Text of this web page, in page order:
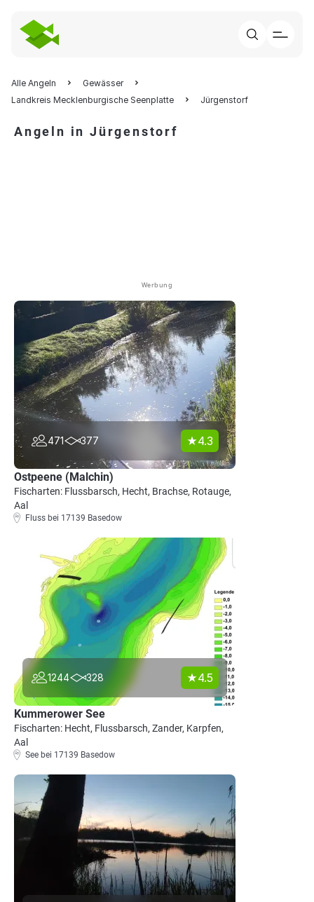
Alle Angeln
Gewässer
Landkreis Mecklenburgische Seenplatte
Jürgenstorf
Angeln in Jürgenstorf
Werbung
471 377 4.3
Ostpeene (Malchin)
Fischarten: Flussbarsch, Hecht, Brachse, Rotauge,
Aal
Fluss bei 17139 Basedow
1244 328 4.5
Kummerower See
Fischarten: Hecht, Flussbarsch, Zander, Karpfen,
Aal
See bei 17139 Basedow